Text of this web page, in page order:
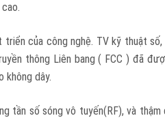
của công nghệ. TV kỹ thuật
thông Liên bang ( FCC ) đã
không dây.
tần số sóng vô tuyến(RF), và thậm